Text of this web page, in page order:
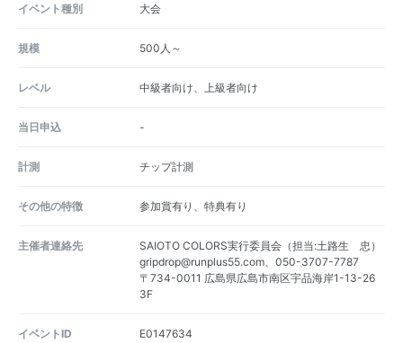
イベント種別 大会
規模 500人～
レベル 中級者向け、上級者向け
当日申込 -
計測 チップ計測
その他の特徴 参加賞有り、特典有り
主催者連絡先
SAIOTO COLORS実行委員会（担当:土路生 忠）
gripdrop@runplus55.com、050-3707-7787
〒734-0011 広島県広島市南区宇品海岸1-13-26
3F
イベントID E0147634